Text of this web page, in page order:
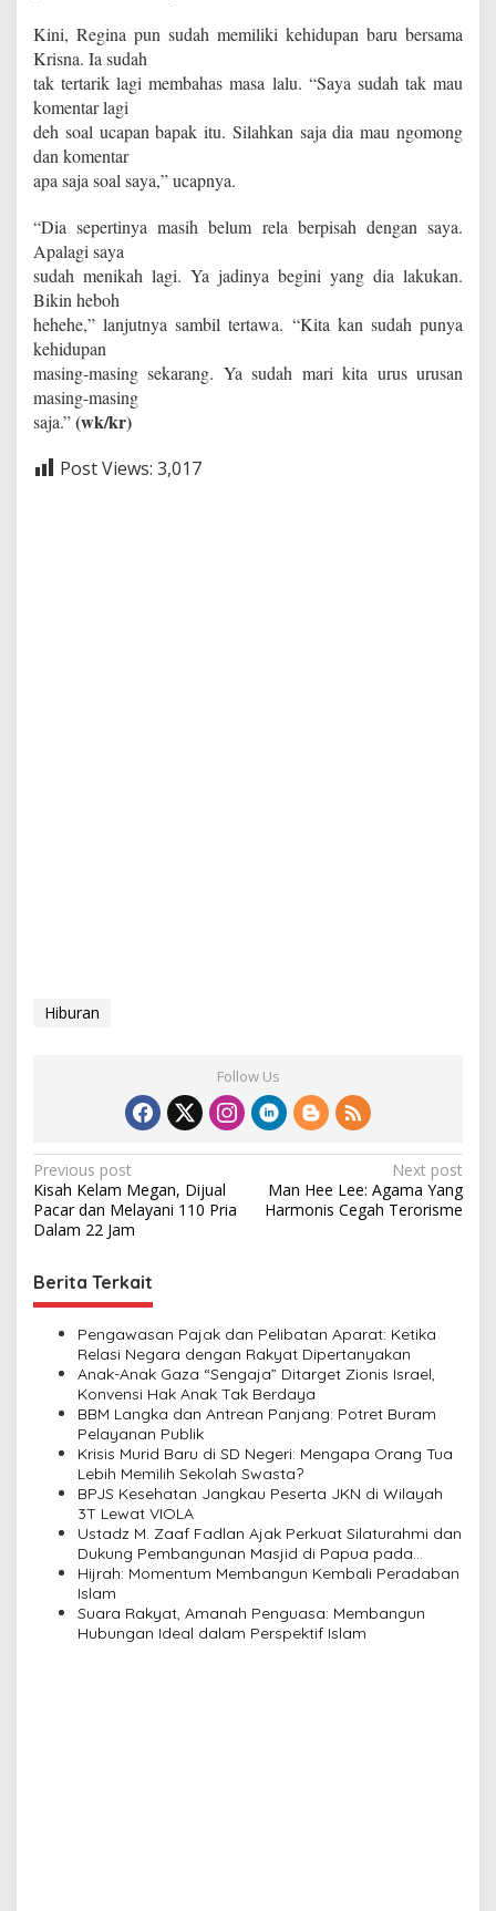
Kini, Regina pun sudah memiliki kehidupan baru bersama
Krisna. Ia sudah
tak tertarik lagi membahas masa lalu. “Saya sudah tak mau
komentar lagi
deh soal ucapan bapak itu. Silahkan saja dia mau ngomong
dan komentar
apa saja soal saya,” ucapnya.
“Dia sepertinya masih belum rela berpisah dengan saya.
Apalagi saya
sudah menikah lagi. Ya jadinya begini yang dia lakukan.
Bikin heboh
hehehe,” lanjutnya sambil tertawa. “Kita kan sudah punya
kehidupan
masing-masing sekarang. Ya sudah mari kita urus urusan
masing-masing
saja.”(wk/kr)
Post Views: 3,017
Hiburan
Follow Us
P
o
s
t
n
Previous post
Kisah Kelam Megan, Dijual
Pacar dan Melayani 110 Pria
Dalam 22 Jam
Next post
Man Hee Lee: Agama Yang
Harmonis Cegah Terorisme
Berita Terkait
Pengawasan Pajak dan Pelibatan Aparat: Ketika
Relasi Negara dengan Rakyat Dipertanyakan
Anak-Anak Gaza “Sengaja” Ditarget Zionis Israel,
Konvensi Hak Anak Tak Berdaya
BBM Langka dan Antrean Panjang: Potret Buram
Pelayanan Publik
Krisis Murid Baru di SD Negeri: Mengapa Orang Tua
Lebih Memilih Sekolah Swasta?
BPJS Kesehatan Jangkau Peserta JKN di Wilayah
3T Lewat VIOLA
Ustadz M. Zaaf Fadlan Ajak Perkuat Silaturahmi dan
Dukung Pembangunan Masjid di Papua pada
Pengajian Yayasan Alimbas Insan Cita
Hijrah: Momentum Membangun Kembali Peradaban
Islam
Suara Rakyat, Amanah Penguasa: Membangun
Hubungan Ideal dalam Perspektif Islam